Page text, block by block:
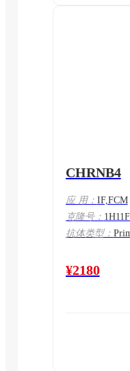
CHRNB4
应 用： IF,FCM
克隆号：
抗体类型：
¥2180